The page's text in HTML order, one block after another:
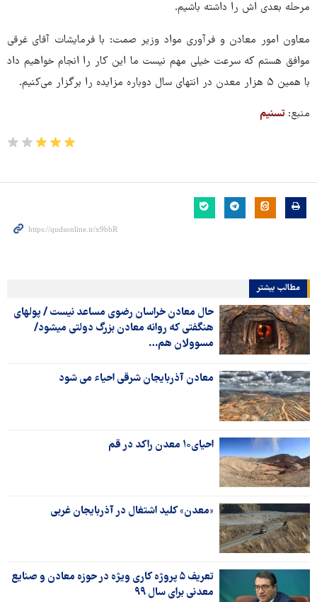
مرحله بعدی اش را داشته باشیم.
معاون امور معادن و فرآوری مواد وزیر صمت: با فرمایشات آقای غرقی
موافق هستم که سرعت خیلی مهم نیست ما این کار را انجام خواهیم داد
با همین ۵ هزار معدن در انتهای سال دوباره مزایده را برگزار می‌کنیم.
منبع: تسنیم
مطالب بیشتر
حال معادن خراسان رضوی مساعد نیست / پولهای
هنگفتی که روانه معادن بزرگ دولتی میشود/
مسوولان هم…
معادن آذربایجان شرقی احیاء می شود
احیای۱۰ معدن راکد در قم
«معدن» کلید اشتغال در آذربایجان غربی
تعریف ۵ پروژه کاری ویژه در حوزه معادن و صنایع
معدنی برای سال ۹۹